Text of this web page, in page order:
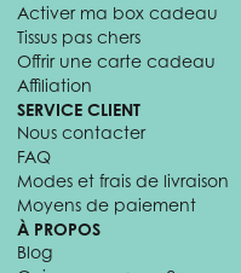
Activer ma box cadeau
Tissus pas chers
Offrir une carte cadeau
Affiliation
SERVICE CLIENT
Nous contacter
FAQ
Modes et frais de livraison
Moyens de paiement
À PROPOS
Blog